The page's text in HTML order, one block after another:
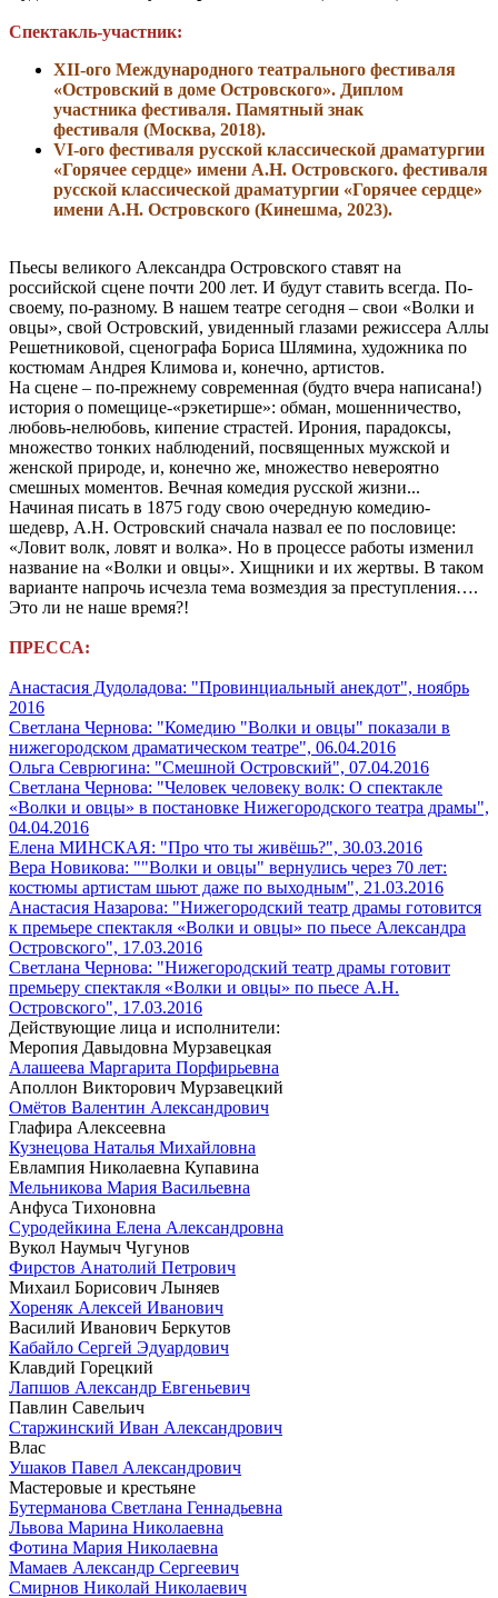
Спектакль-участник:
XII-ого Международного театрального фестиваля
«Островский в доме Островского». Диплом
участника фестиваля. Памятный знак
фестиваля (Москва, 2018).
VI-ого фестиваля русской классической драматургии
«Горячее сердце» имени А.Н. Островского. фестиваля
русской классической драматургии «Горячее сердце»
имени А.Н. Островского (Кинешма, 2023).
Пьесы великого Александра Островского ставят на
российской сцене почти 200 лет. И будут ставить всегда. По-
своему, по-разному. В нашем театре сегодня – свои «Волки и
овцы», свой Островский, увиденный глазами режиссера Аллы
Решетниковой, сценографа Бориса Шлямина, художника по
костюмам Андрея Климова и, конечно, артистов.
На сцене – по-прежнему современная (будто вчера написана!)
история о помещице-«рэкетирше»: обман, мошенничество,
любовь-нелюбовь, кипение страстей. Ирония, парадоксы,
множество тонких наблюдений, посвященных мужской и
женской природе, и, конечно же, множество невероятно
смешных моментов. Вечная комедия русской жизни...
Начиная писать в 1875 году свою очередную комедию-
шедевр, А.Н. Островский сначала назвал ее по пословице:
«Ловит волк, ловят и волка». Но в процессе работы изменил
название на «Волки и овцы». Хищники и их жертвы. В таком
варианте напрочь исчезла тема возмездия за преступления….
Это ли не наше время?!
ПРЕССА:
Анастасия Дудоладова: "Провинциальный анекдот", ноябрь
2016
Светлана Чернова: "Комедию "Волки и овцы" показали в
нижегородском драматическом театре", 06.04.2016
Ольга Севрюгина: "Смешной Островский", 07.04.2016
Светлана Чернова: "Человек человеку волк: О спектакле
«Волки и овцы» в постановке Нижегородского театра драмы",
04.04.2016
Елена МИНСКАЯ: "Про что ты живёшь?", 30.03.2016
Вера Новикова: ""Волки и овцы" вернулись через 70 лет:
костюмы артистам шьют даже по выходным", 21.03.2016
Анастасия Назарова: "Нижегородский театр драмы готовится
к премьере спектакля «Волки и овцы» по пьесе Александра
Островского", 17.03.2016
Светлана Чернова: "Нижегородский театр драмы готовит
премьеру спектакля «Волки и овцы» по пьесе А.Н.
Островского", 17.03.2016
Действующие лица и исполнители:
Меропия Давыдовна Мурзавецкая
Алашеева Маргарита Порфирьевна
Аполлон Викторович Мурзавецкий
Омётов Валентин Александрович
Глафира Алексеевна
Кузнецова Наталья Михайловна
Евлампия Николаевна Купавина
Мельникова Мария Васильевна
Анфуса Тихоновна
Суродейкина Елена Александровна
Вукол Наумыч Чугунов
Фирстов Анатолий Петрович
Михаил Борисович Лыняев
Хореняк Алексей Иванович
Василий Иванович Беркутов
Кабайло Сергей Эдуардович
Клавдий Горецкий
Лапшов Александр Евгеньевич
Павлин Савельич
Старжинский Иван Александрович
Влас
Ушаков Павел Александрович
Мастеровые и крестьяне
Бутерманова Светлана Геннадьевна
Львова Марина Николаевна
Фотина Мария Николаевна
Мамаев Александр Сергеевич
Смирнов Николай Николаевич